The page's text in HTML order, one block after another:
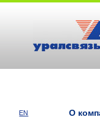
EN О